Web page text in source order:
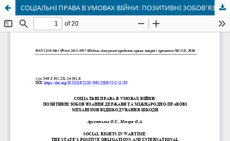
СОЦІАЛЬНІ ПРАВА В УМОВАХ ВІЙНИ: ПОЗИТИВНІ ЗОБОВ’ЯЗАННЯ ДЕРЖАВИ ТА МІЖНАРОДНО-ПРАВОВІ МЕХАНІЗМИ ВІДШКОДУВАННЯ ШКОДИ